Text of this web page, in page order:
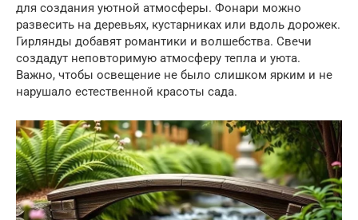
для создания уютной атмосферы. Фонари можно
развесить на деревьях, кустарниках или вдоль дорожек.
Гирлянды добавят романтики и волшебства. Свечи
создадут неповторимую атмосферу тепла и уюта.
Важно, чтобы освещение не было слишком ярким и не
нарушало естественной красоты сада.